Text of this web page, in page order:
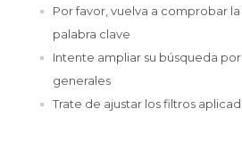
Por favor, vuelva a comprobar
palabra clave
Intente ampliar su búsqueda
generales
Trate de ajustar los filtros